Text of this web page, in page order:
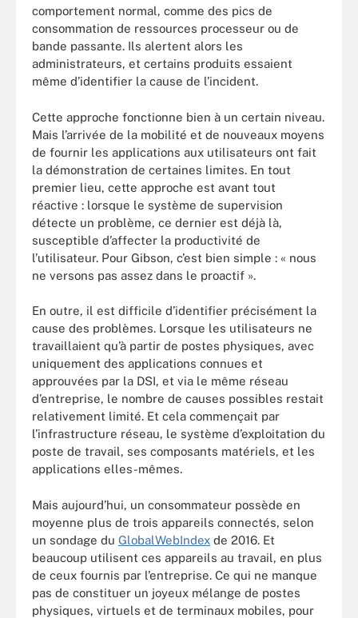
comportement normal, comme des pics de
consommation de ressources processeur ou de
bande passante. Ils alertent alors les
administrateurs, et certains produits essaient
même d’identifier la cause de l’incident.
Cette approche fonctionne bien à un certain niveau.
Mais l’arrivée de la mobilité et de nouveaux moyens
de fournir les applications aux utilisateurs ont fait
la démonstration de certaines limites. En tout
premier lieu, cette approche est avant tout
réactive : lorsque le système de supervision
détecte un problème, ce dernier est déjà là,
susceptible d’affecter la productivité de
l’utilisateur. Pour Gibson, c’est bien simple : « nous
ne versons pas assez dans le proactif ».
En outre, il est difficile d’identifier précisément la
cause des problèmes. Lorsque les utilisateurs ne
travaillaient qu’à partir de postes physiques, avec
uniquement des applications connues et
approuvées par la DSI, et via le même réseau
d’entreprise, le nombre de causes possibles restait
relativement limité. Et cela commençait par
l’infrastructure réseau, le système d’exploitation du
poste de travail, ses composants matériels, et les
applications elles-mêmes.
Mais aujourd’hui, un consommateur possède en
moyenne plus de trois appareils connectés, selon
un sondage du GlobalWebIndex de 2016. Et
beaucoup utilisent ces appareils au travail, en plus
de ceux fournis par l’entreprise. Ce qui ne manque
pas de constituer un joyeux mélange de postes
physiques, virtuels et de terminaux mobiles, pour